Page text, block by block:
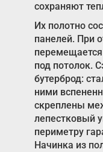
сохраняют
Их полотно
панелей. При
под потолок.
бутерброд:
ними
скреплены
лепестковый
периметру
Начинка из